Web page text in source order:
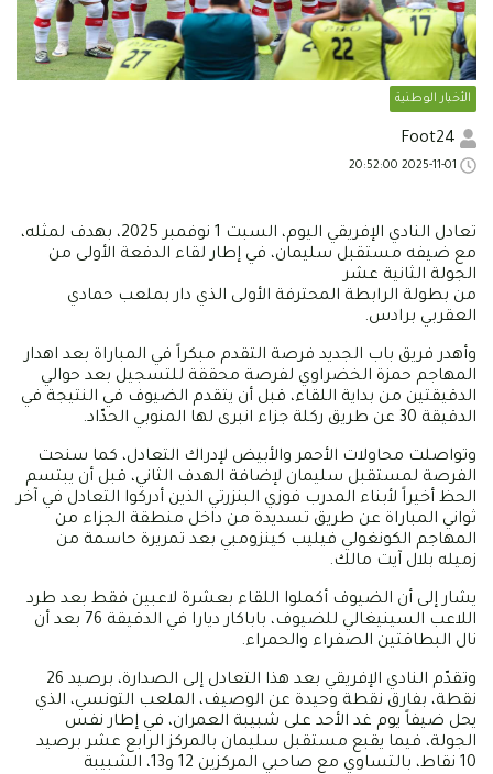
الأخبار الوطنية
تعادل النادي الإفريقي اليوم، السبت 1 نوفمبر 2025، بهدف لمثله،
مع ضيفه مستقبل سليمان، في إطار لقاء الدفعة الأولى من
الجولة الثانية عشر
من بطولة الرابطة المحترفة الأولى الذي دار بملعب حمادي
العقربي برادس.
وأهدر فريق باب الجديد فرصة التقدم مبكراً في المباراة بعد اهدار
المهاجم حمزة الخضراوي لفرصة محققة للتسجيل بعد حوالي
الدقيقتين من بداية اللقاء، قبل أن يتقدم الضيوف في النتيجة في
الدقيقة 30 عن طريق ركلة جزاء انبرى لها المنوبي الحدّاد.
وتواصلت محاولات الأحمر والأبيض لإدراك التعادل، كما سنحت
الفرصة لمستقبل سليمان لإضافة الهدف الثاني، قبل أن يبتسم
الحظ أخيراً لأبناء المدرب فوزي البنزرتي الذين أدركوا التعادل في آخر
ثواني المباراة عن طريق تسديدة من داخل منطقة الجزاء من
المهاجم الكونغولي فيليب كينزومبي بعد تمريرة حاسمة من
زميله بلال آيت مالك.
يشار إلى أن الضيوف أكملوا اللقاء بعشرة لاعبين فقط بعد طرد
اللاعب السينيغالي للضيوف، باباكار ديارا في الدقيقة 76 بعد أن
نال البطاقتين الصفراء والحمراء.
وتقدّم النادي الإفريقي بعد هذا التعادل إلى الصدارة، برصيد 26
نقطة، بفارق نقطة وحيدة عن الوصيف، الملعب التونسي، الذي
يحل ضيفاً يوم غد الأحد على شبيبة العمران، في إطار نفس
الجولة، فيما يقبع مستقبل سليمان بالمركز الرابع عشر برصيد
10 نقاط، بالتساوي مع صاحبي المركزين 12 و13، الشبيبة